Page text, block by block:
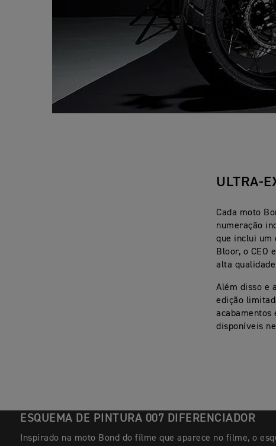
ULTRA-
Cada moto
numeração
que inclui um
Bloor, o CEO
alta
Além disso e
edição
acabamentos
disponíveis
ESQUEMA DE PINTURA 007 DIFERENCIADOR
Inspirado na moto Bond do filme que aparece no filme, o